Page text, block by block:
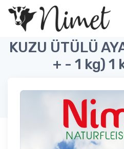
KUZU ÜTÜLÜ
+ - 1 kg) 1